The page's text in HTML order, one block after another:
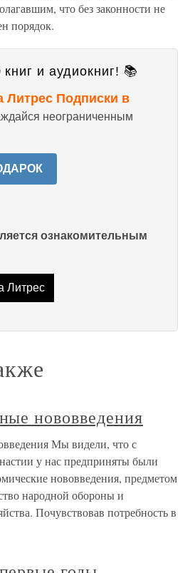
что без законности не
порядок.
и аудиокниг! 📚
Литрес Подписки в
неограниченным
ознакомительным
Литрес
нововведения
Мы видели, что с
у нас предприняты были
нововведения, предметом
народной обороны и
Почувствовав потребность в